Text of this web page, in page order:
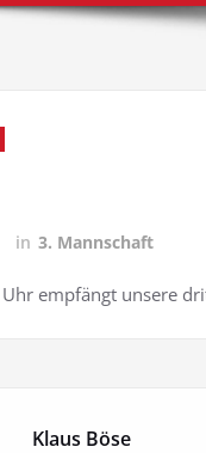
in 3. Mannschaft
empfängt unsere
Klaus Böse